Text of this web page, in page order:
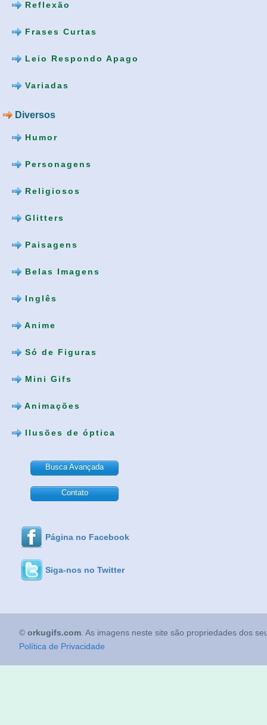
Reflexão
Frases Curtas
Leio Respondo Apago
Variadas
Diversos
Humor
Personagens
Religiosos
Glitters
Paisagens
Belas Imagens
Inglês
Anime
Só de Figuras
Mini Gifs
Animações
Ilusões de óptica
Busca Avançada
Contato
Página no Facebook
Siga-nos no Twitter
© orkugifs.com . As imagens neste site são propriedades dos
Política de Privacidade